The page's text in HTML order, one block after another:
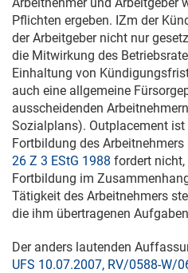
Pflichten ergeben. IZm der
der Arbeitgeber nicht nur
die Mitwirkung des
Einhaltung von
auch eine allgemeine
ausscheidenden
Sozialplans). Outplacement ist
Fortbildung des
26 Z 3 EStG 1988 fordert nicht,
Fortbildung im
Tätigkeit des Arbeitnehmers
die ihm übertragenen
Der anders lautenden
UFS 10.07.2007, RV/0588-W/